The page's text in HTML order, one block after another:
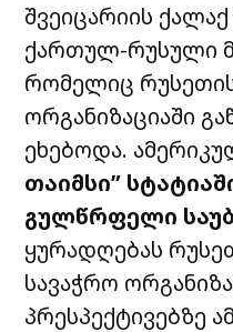
შვეიცარიის
ქართულ-რუსული
რომელიც
ორგანიზაციაში
ეხებოდა.
თაიმსი”
გულწრფელი
ყურადღებას
სავაჭრო
პრესპექტივებზე